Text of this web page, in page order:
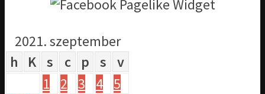
2021. szeptember
h
K s c p s
v
1
2 3 4 5